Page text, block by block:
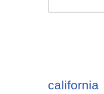
california